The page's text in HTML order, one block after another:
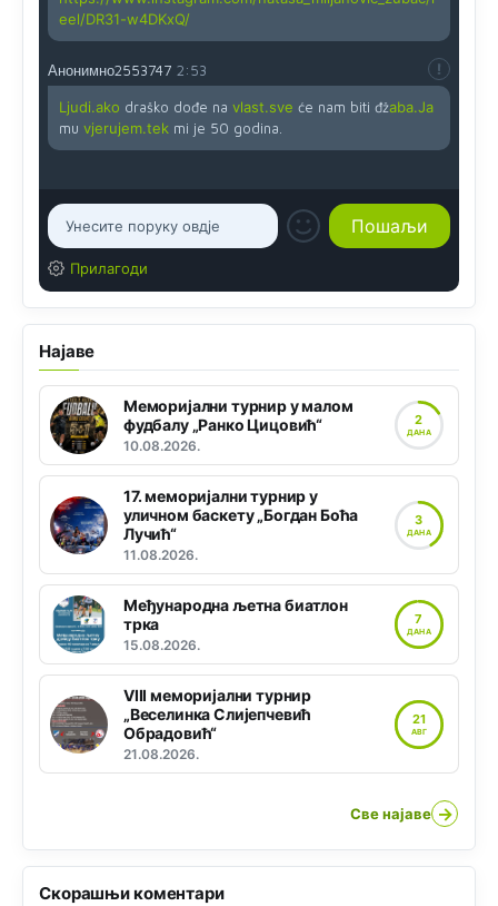
eel/DR31-w4DKxQ/
Анонимно2553747 2:53
Ljudi.ako draško dođe na vlast.sve će nam biti đžaba.Ja
mu vjerujem.tek mi je 50 godina.
Прилагоди
Најаве
Меморијални турнир у малом
фудбалу „Ранко Цицовић“
10.08.2026.
2
ДАНА
17. меморијални турнир у
уличном баскету „Богдан Боћа
Лучић“
11.08.2026.
3
ДАНА
Међународна љетна биатлон
трка
15.08.2026.
7
ДАНА
VIII меморијални турнир
„Веселинка Слијепчевић
Обрадовић“
21.08.2026.
21
АВГ
Све најаве →
Скорашњи коментари